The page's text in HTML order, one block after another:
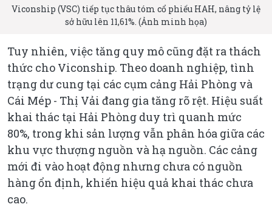
Viconship (VSC) tiếp tục thâu tóm cổ phiếu HAH, nâng tỷ lệ
sở hữu lên 11,61%. (Ảnh minh họa)
Tuy nhiên, việc tăng quy mô cũng đặt ra thách
thức cho Viconship. Theo doanh nghiệp, tình
trạng dư cung tại các cụm cảng Hải Phòng và
Cái Mép - Thị Vải đang gia tăng rõ rệt. Hiệu suất
khai thác tại Hải Phòng duy trì quanh mức
80%, trong khi sản lượng vẫn phân hóa giữa các
khu vực thượng nguồn và hạ nguồn. Các cảng
mới đi vào hoạt động nhưng chưa có nguồn
hàng ổn định, khiến hiệu quả khai thác chưa
cao.